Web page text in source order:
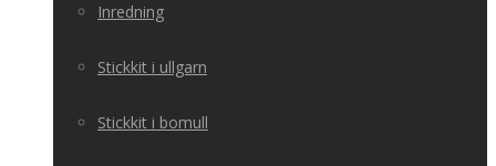
Inredning
Stickkit i ullgarn
Stickkit i bomull